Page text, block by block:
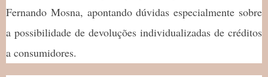
Fernando Mosna, apontando dúvidas especialmente sobre
a possibilidade de devoluções individualizadas de créditos
a consumidores.